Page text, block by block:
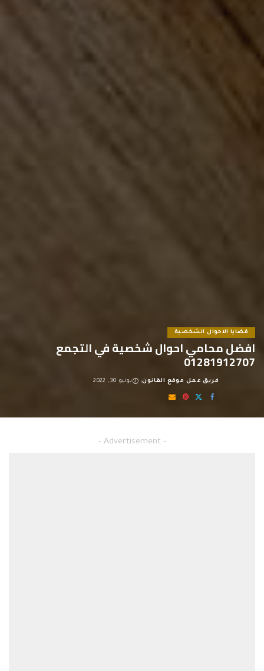
قضايا الاحوال الشخصية
افضل محامي احوال شخصية في التجمع
01281912707
Posted
by
فريق عمل موقع القانون يونيو 30, 2022
– Advertisement –